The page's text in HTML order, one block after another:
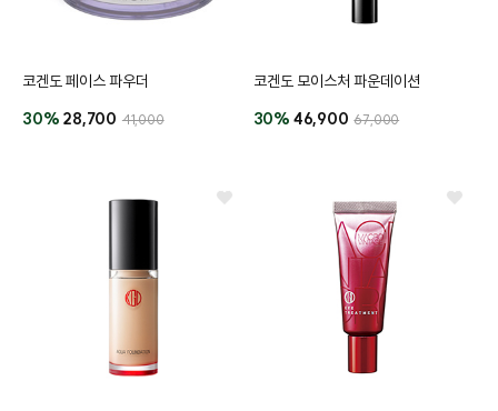
클렌징
코겐도 페이스 파우더
30% 28,700 41,000
코겐도 모이스처 파운데이션
30% 46,900 67,000